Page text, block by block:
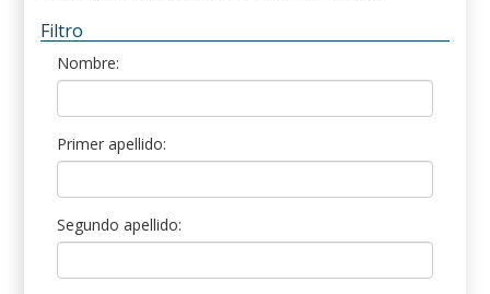
Filtro
Nombre:
Primer apellido:
Segundo apellido: